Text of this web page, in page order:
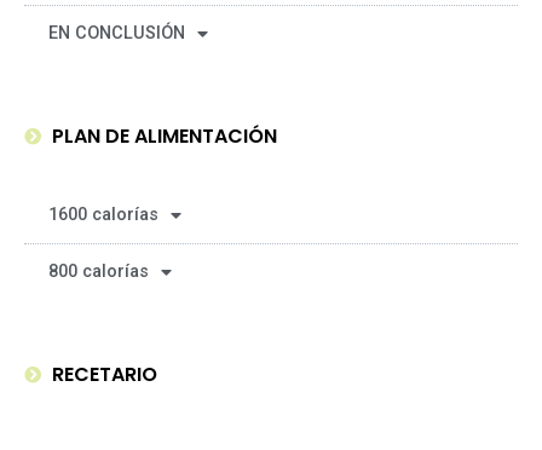
EN CONCLUSIÓN
PLAN DE ALIMENTACIÓN
1600 calorías
800 calorías
RECETARIO